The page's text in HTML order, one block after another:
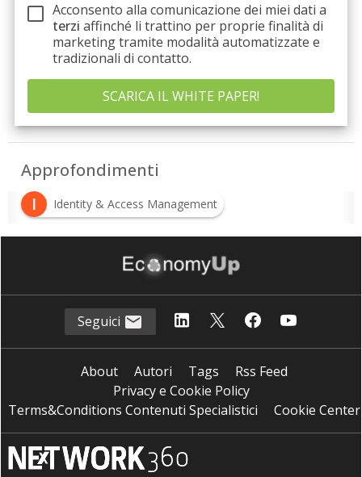
Acconsento alla comunicazione dei miei dati a
terzi affinché li trattino per proprie finalità di
marketing tramite modalità automatizzate e
tradizionali di contatto.
Approfondimenti
I
Identity & Access Management
P Privileged Access Management
Privileged Elevation and Delegation Management
Seguici
About Autori Tags
Rss Feed
Privacy e Cookie Policy
Terms&Conditions Contenuti Specialistici
Cookie Center